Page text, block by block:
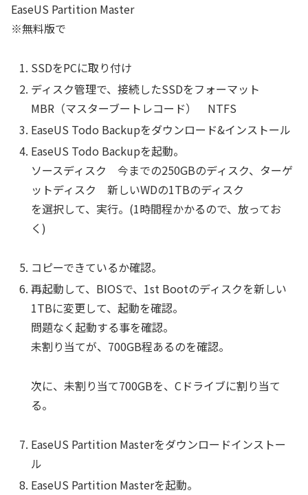
EaseUS Partition Master
※無料版で
SSDをPCに取り付け
ディスク管理で、接続したSSDをフォーマット
MBR（マスターブートレコード） NTFS
EaseUS Todo Backupをダウンロード&インストール
EaseUS Todo Backupを起動。
ソースディスク 今までの250GBのディスク、ターゲ
ットディスク 新しいWDの1TBのディスク
を選択して、実行。(1時間程かかるので、放ってお
く)
コピーできているか確認。
再起動して、BIOSで、1st Bootのディスクを新しい
1TBに変更して、起動を確認。
問題なく起動する事を確認。
未割り当てが、700GB程あるのを確認。
次に、未割り当て700GBを、Cドライブに割り当て
る。
EaseUS Partition Masterをダウンロードインストー
ル
EaseUS Partition Masterを起動。